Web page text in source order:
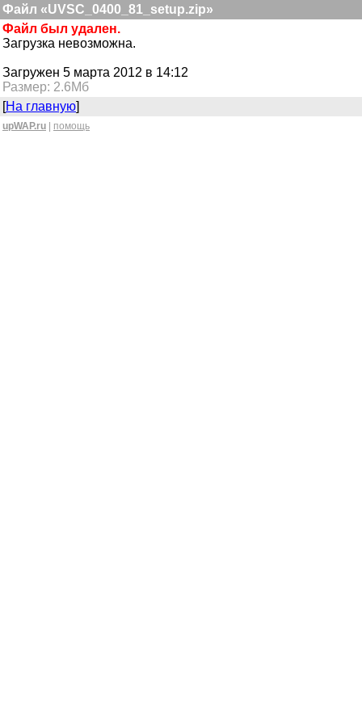
Файл «UVSC_0400_81_setup.zip»
Файл был удален.
Загрузка невозможна.
Загружен 5 марта 2012 в 14:12
Размер: 2.6Мб
[На главную]
upWAP.ru помощь